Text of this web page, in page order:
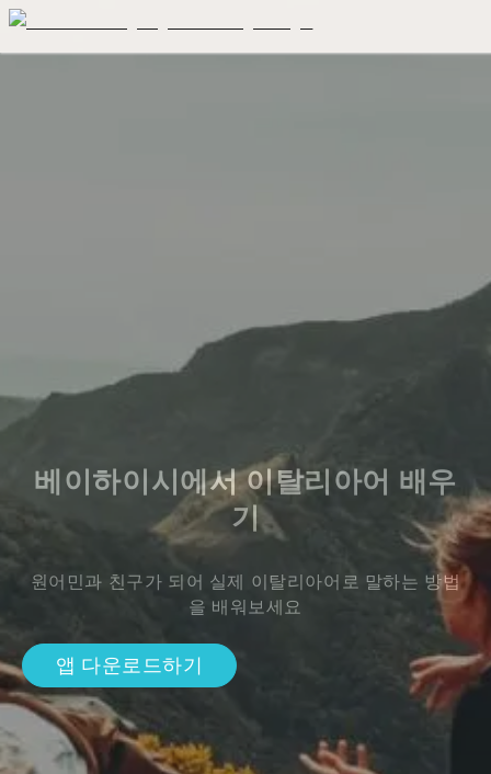
베이하이시에서 이탈리아어 배우
기
원어민과 친구가 되어 실제 이탈리아어로 말하는 방법
을 배워보세요
앱 다운로드하기